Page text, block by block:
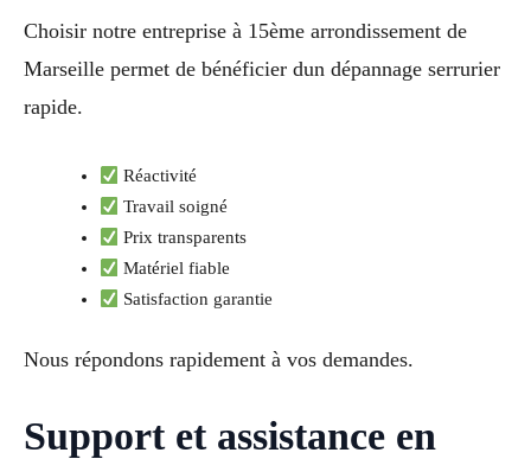
Choisir notre entreprise à 15ème arrondissement de
Marseille permet de bénéficier dun dépannage serrurier
rapide.
Réactivité
Travail soigné
Prix transparents
Matériel fiable
Satisfaction garantie
Nous répondons rapidement à vos demandes.
Support et assistance en